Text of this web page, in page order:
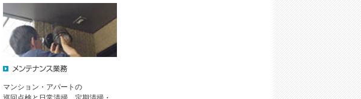
マンション・アパートの